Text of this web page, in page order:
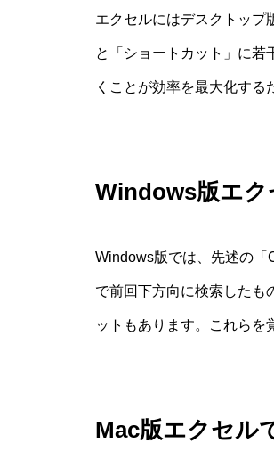
エクセルにはデスクトップ
と「ショートカット」に若
くことが効率を最大化する
Windows版エク
Windows版では、先述の「
で前回下方向に検索したも
ットもあります。これらを
Mac版エクセル